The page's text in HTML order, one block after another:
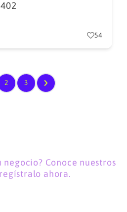
54
2 3
negocio? Conoce nuestros
ahora.